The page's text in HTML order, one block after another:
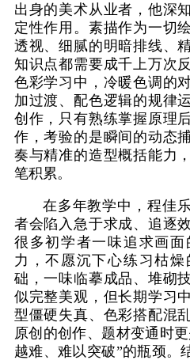
出身的美术从业者，他深
定性作用。素描作为一切
透视、细腻的明暗排线、
知识点都需要成千上万次
色彩学习中，冷暖色调的
加过渡、配色逻辑的规律
创作，只有熟练掌握原理
作，考验的是瞬间的动态
奏与精准的造型概括能力
笔积累。
在多年教学中，程佳
者会陷入急于求成、追逐
很多初学者一味追求画
力，不愿沉下心练习枯
础，一味临摹成品、堆砌
似完整美观，但长期学习
型僵硬失真、色彩搭配混
原创的创作、题材变通时
越难、难以突破”的瓶颈。